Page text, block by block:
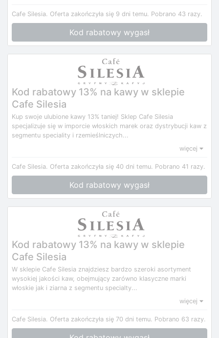
Cafe Silesia. Oferta zakończyła się 9 dni temu. Pobrano 43 razy.
Kod rabatowy wygasł
Kod rabatowy 13% na kawy w sklepie
Cafe Silesia
Kup swoje ulubione kawy 13% taniej! Sklep Cafe Silesia
specjalizuje się w imporcie włoskich marek oraz dystrybucji kaw z
segmentu speciality i rzemieślniczych...
więcej
Cafe Silesia. Oferta zakończyła się 40 dni temu. Pobrano 41 razy.
Kod rabatowy wygasł
Kod rabatowy 13% na kawy w sklepie
Cafe Silesia
W sklepie Cafe Silesia znajdziesz bardzo szeroki asortyment
wysokiej jakości kaw, obejmujący zarówno klasyczne marki
włoskie jak i ziarna z segmentu specialty...
więcej
Cafe Silesia. Oferta zakończyła się 70 dni temu. Pobrano 63 razy.